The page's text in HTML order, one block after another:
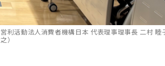
利活動法人消費者機構日本 代表理事理事長 二村 睦
）